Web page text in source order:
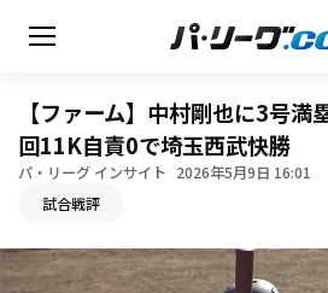
HOME
【ファーム】中村剛也に3号
回11K自責0で埼玉西武快勝
パ・リーグ インサイト 2026年5月9日 16:01
試合戦評